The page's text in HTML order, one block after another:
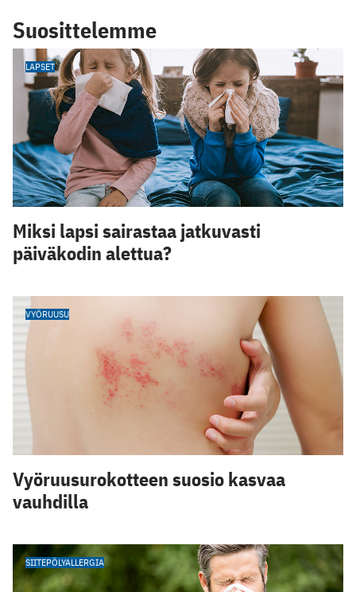
Suosittelemme
LAPSET
Miksi lapsi sairastaa jatkuvasti
päiväkodin alettua?
VYÖRUUSU
Vyöruusurokotteen suosio kasvaa
vauhdilla
SIITEPÖLYALLERGIA